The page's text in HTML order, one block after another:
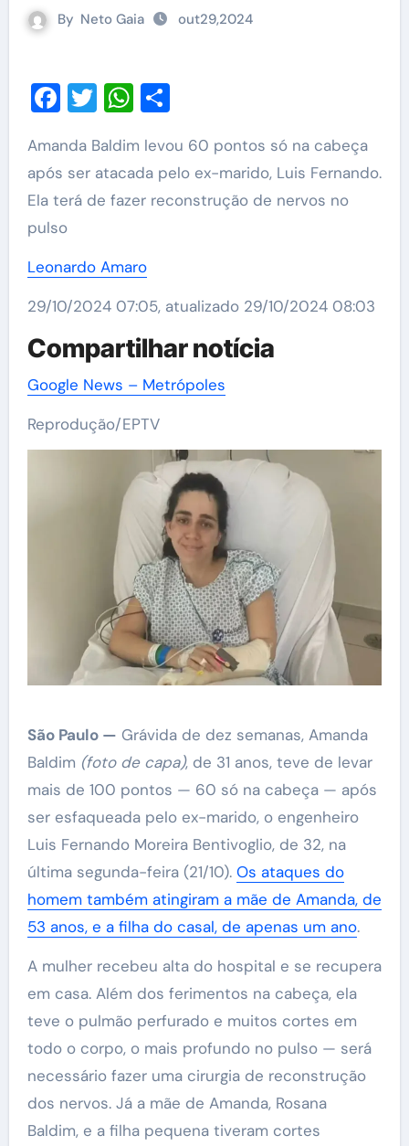
By Neto Gaia out29,2024
Facebook
TwitterWhatsApp
Share
Amanda Baldim levou 60 pontos só na cabeça
após ser atacada pelo ex-marido, Luis Fernando.
Ela terá de fazer reconstrução de nervos no
pulso
Leonardo Amaro
29/10/2024 07:05, atualizado 29/10/2024 08:03
Compartilhar notícia
Google News – Metrópoles
Reprodução/EPTV
São Paulo — Grávida de dez semanas, Amanda
Baldim (foto de capa), de 31 anos, teve de levar
mais de 100 pontos — 60 só na cabeça — após
ser esfaqueada pelo ex-marido, o engenheiro
Luis Fernando Moreira Bentivoglio, de 32, na
última segunda-feira (21/10). Os ataques do
homem também atingiram a mãe de Amanda, de
53 anos, e a filha do casal, de apenas um ano.
A mulher recebeu alta do hospital e se recupera
em casa. Além dos ferimentos na cabeça, ela
teve o pulmão perfurado e muitos cortes em
todo o corpo, o mais profundo no pulso — será
necessário fazer uma cirurgia de reconstrução
dos nervos. Já a mãe de Amanda, Rosana
Baldim, e a filha pequena tiveram cortes